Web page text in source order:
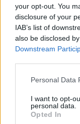
your opt-out. You
disclosure of your
IAB’s list of
also be disclosed
Downstream
Personal Data
I want to opt-
personal data.
Opted In
Pradėtas
priežasčiai
esančių namų
nepilnametė
min. buvo